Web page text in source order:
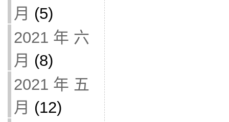
月 (5)
2021 年 六
月 (8)
2021 年 五
月 (12)